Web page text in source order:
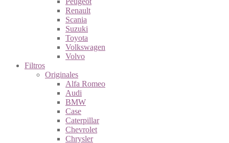
Renault
Scania
Suzuki
Toyota
Volkswagen
Volvo
Filtros
Originales
Alfa Romeo
Audi
BMW
Case
Caterpillar
Chevrolet
Chrysler